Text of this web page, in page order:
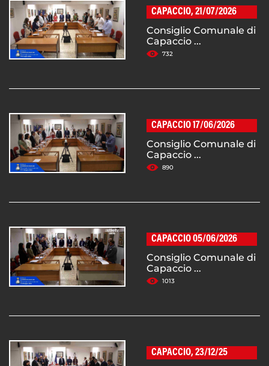
CAPACCIO, 21/07/2026
Consiglio Comunale di
Capaccio ...
732
CAPACCIO 17/06/2026
Consiglio Comunale di
Capaccio ...
890
CAPACCIO 05/06/2026
Consiglio Comunale di
Capaccio ...
1013
CAPACCIO, 23/12/25